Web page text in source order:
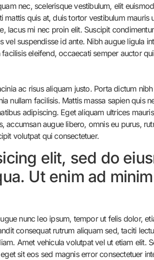
nec, scelerisque vestibulum, elit
quis at, duis tortor vestibulum mauris
lacus mi nec proin elit. Suscipit
suspendisse id ante. Nibh augue ligula
eleifend, occaecati semper auctor
ac risus aliquam justo. Porta dictum
nullam facilisis. Mattis massa sapien quis
adipiscing. Eget aliquam ultrices
accumsan augue libero, omnis eu purus,
volutpat qui consectetuer.
elit, sed do
Ut enim ad
nunc leo ipsum, tempor ut felis dolor,
consequat rutrum aliquam sed, taciti
Amet vehicula volutpat vel ut etiam elit.
sit eos sed magnis error consectetuer